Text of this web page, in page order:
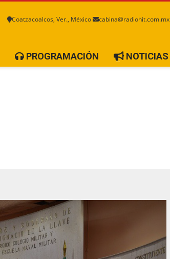
Coatzacoalcos, Ver., México cabina@radiohit.com.mx
PROGRAMACIÓN NOTICIAS